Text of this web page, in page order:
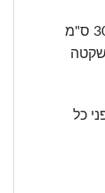
חלק עליון קלפות בגובה 40 ס"מ / עומק 30 ס"מ
כל